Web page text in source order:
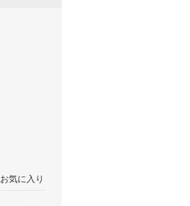
お気に入り